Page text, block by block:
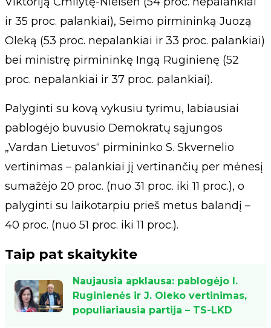
ir 35 proc. palankiai), Seimo pirmininką Juozą
Oleką (53 proc. nepalankiai ir 33 proc. palankiai)
bei ministrę pirmininkę Ingą Ruginienę (52
proc. nepalankiai ir 37 proc. palankiai).
Palyginti su kovą vykusiu tyrimu, labiausiai
pablogėjo buvusio Demokratų sąjungos
„Vardan Lietuvos“ pirmininko S. Skvernelio
vertinimas – palankiai jį vertinančių per mėnesį
sumažėjo 20 proc. (nuo 31 proc. iki 11 proc.), o
palyginti su laikotarpiu prieš metus balandį –
40 proc. (nuo 51 proc. iki 11 proc.).
Taip pat skaitykite
Naujausia apklausa: pablogėjo I.
Ruginienės ir J. Oleko vertinimas,
populiariausia partija – TS-LKD